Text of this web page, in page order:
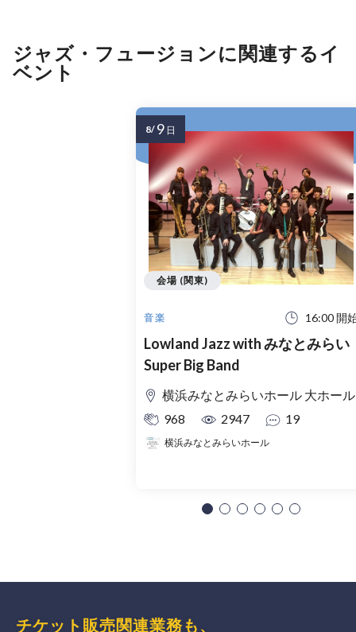
ジャズ・フュージョンに関連するイ
ベント
音楽 16:00 開
Lowland Jazz with みなとみらい
Super Big Band
横浜みなとみらいホール 大ホール
968
2947 19
横浜みなとみらいホール
会場 (関東)
8/ 9 日
チケット販売関連業務も、